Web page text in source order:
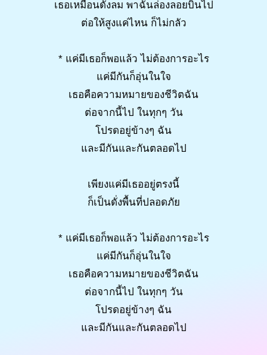
เธอเหมือนดั่งลม พาฉันล่องลอยบินไป
ต่อให้สูงแค่ไหน ก็ไม่กลัว
* แค่มีเธอก็พอแล้ว ไม่ต้องการอะไร
แค่มีกันก็อุ่นในใจ
เธอคือความหมายของชีวิตฉัน
ต่อจากนี้ไป ในทุกๆ วัน
โปรดอยู่ข้างๆ ฉัน
และมีกันและกันตลอดไป
เพียงแค่มีเธออยู่ตรงนี้
ก็เป็นดั่งพื้นที่ปลอดภัย
* แค่มีเธอก็พอแล้ว ไม่ต้องการอะไร
แค่มีกันก็อุ่นในใจ
เธอคือความหมายของชีวิตฉัน
ต่อจากนี้ไป ในทุกๆ วัน
โปรดอยู่ข้างๆ ฉัน
และมีกันและกันตลอดไป